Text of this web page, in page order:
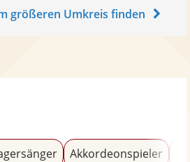
größeren Umkreis finden
Akkordeonspieler